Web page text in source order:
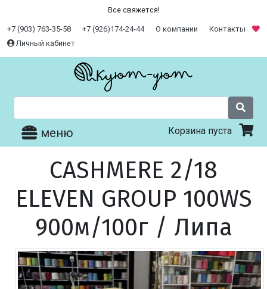
Все свяжется!
+7 (903) 763-35-58 +7 (926)174-24-44 О компании
Контакты
Личный кабинет
меню Корзина пуста
CASHMERE 2/18
ELEVEN GROUP 100WS
900м/100г / Липа